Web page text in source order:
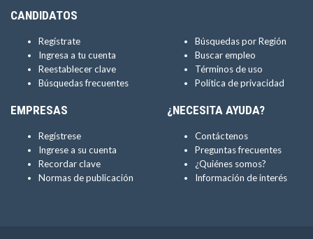
CANDIDATOS
Regístrate
Ingresa a tu cuenta
Reestablecer clave
Búsquedas frecuentes
Búsquedas por Región
Buscar empleo
Términos de uso
Política de privacidad
EMPRESAS
Regístrese
Ingrese a su cuenta
Recordar clave
Normas de publicación
¿NECESITA AYUDA?
Contáctenos
Preguntas frecuentes
¿Quiénes somos?
Información de interés